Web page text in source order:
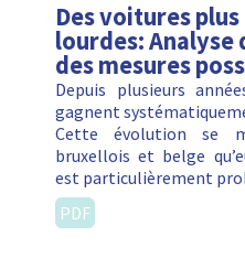
Des voitures
lourdes:
des mesures
Depuis plusieurs
gagnent
Cette évolution se
bruxellois et belge
est particulièrement
PDF